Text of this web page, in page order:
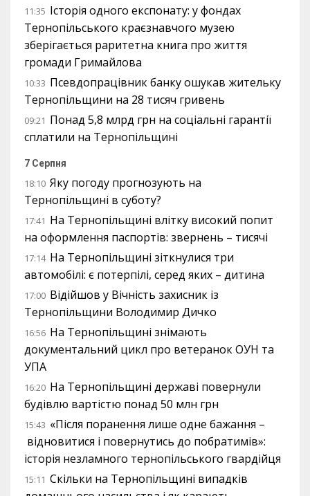
11:35 Історія одного експонату: у фондах
Тернопільського краєзнавчого музею
зберігається раритетна книга про життя
громади Гримайлова
10:33 Псевдопрацівник банку ошукав жительку
Тернопільщини на 28 тисяч гривень
09:21 Понад 5,8 млрд грн на соціальні гарантії
сплатили на Тернопільщині
7 Серпня
18:10 Яку погоду прогнозують на
Тернопільщині в суботу?
17:41 На Тернопільщині влітку високий попит
на оформлення паспортів: звернень – тисячі
17:14 На Тернопільщині зіткнулися три
автомобілі: є потерпілі, серед яких – дитина
17:00 Відійшов у Вічність захисник із
Тернопільщини Володимир Дичко
16:56 На Тернопільщині знімають
документальний цикл про ветеранок ОУН та
УПА
16:20 На Тернопільщині державі повернули
будівлю вартістю понад 50 млн грн
15:43 «Після поранення лише одне бажання –
відновитися і повернутись до побратимів»:
історія незламного тернопільського гвардійця
15:11 Скільки на Тернопільщині випадків